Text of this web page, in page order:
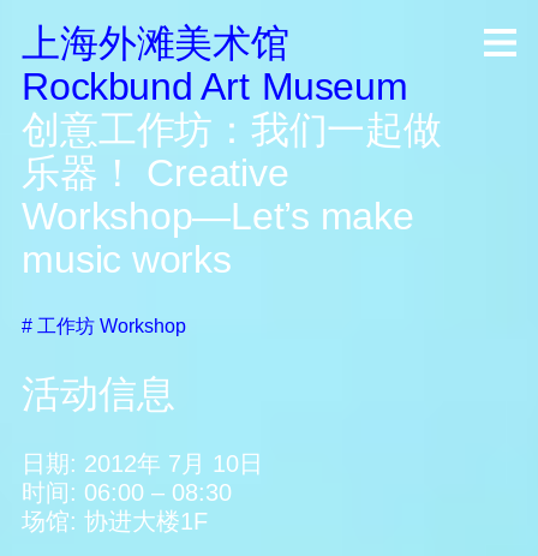
上海外滩美术馆
Rockbund Art Museum
创意工作坊：我们一起做
乐器！
Creative
Workshop—Let’s make
music works
# 工作坊 Workshop
活动信息
日期: 2012年 7月 10日
时间: 06:00 – 08:30
场馆:协进大楼1F